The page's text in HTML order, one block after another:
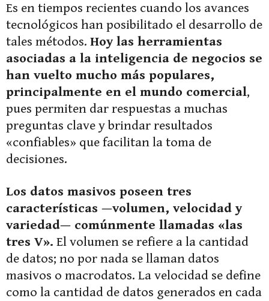
Es en tiempos recientes cuando los avances
tecnológicos han posibilitado el desarrollo de
tales métodos. Hoy las herramientas
asociadas a la inteligencia de negocios se
han vuelto mucho más populares,
principalmente en el mundo comercial,
pues permiten dar respuestas a muchas
preguntas clave y brindar resultados
«confiables» que facilitan la toma de
decisiones.
Los datos masivos poseen tres
características —volumen, velocidad y
variedad— comúnmente llamadas «las
tres V». El volumen se refiere a la cantidad
de datos; no por nada se llaman datos
masivos o macrodatos. La velocidad se define
como la cantidad de datos generados en cada